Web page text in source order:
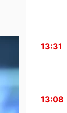
13:31
13:08